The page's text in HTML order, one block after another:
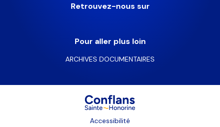
Retrouvez-nous sur
Pour aller plus loin
ARCHIVES DOCUMENTAIRES
Accessibilité